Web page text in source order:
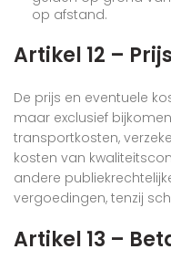
op afstand.
Artikel 12 – Prijs
De prijs en eventuele
maar exclusief
transportkosten,
kosten van
andere
vergoedingen, tenzij
Artikel 13 –